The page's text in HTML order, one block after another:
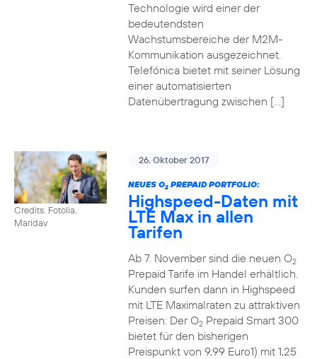
Technologie wird einer der
bedeutendsten
Wachstumsbereiche der M2M-
Kommunikation ausgezeichnet.
Telefónica bietet mit seiner Lösung
einer automatisierten
Datenübertragung zwischen […]
Credits: Fotolia,
Maridav
26. Oktober 2017
NEUES O2PREPAID PORTFOLIO:
Highspeed-Daten mit
LTE Max in allen
Tarifen
Ab 7. November sind die neuen O2
Prepaid Tarife im Handel erhältlich.
Kunden surfen dann in Highspeed
mit LTE Maximalraten zu attraktiven
Preisen: Der O2Prepaid Smart 300
bietet für den bisherigen
Preispunkt von 9,99 Euro1) mit 1,25